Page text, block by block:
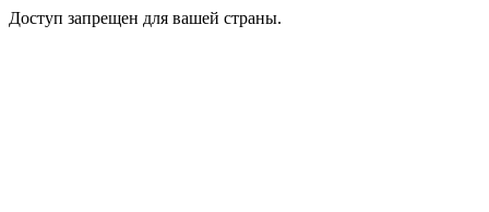
Доступ запрещен для вашей страны.